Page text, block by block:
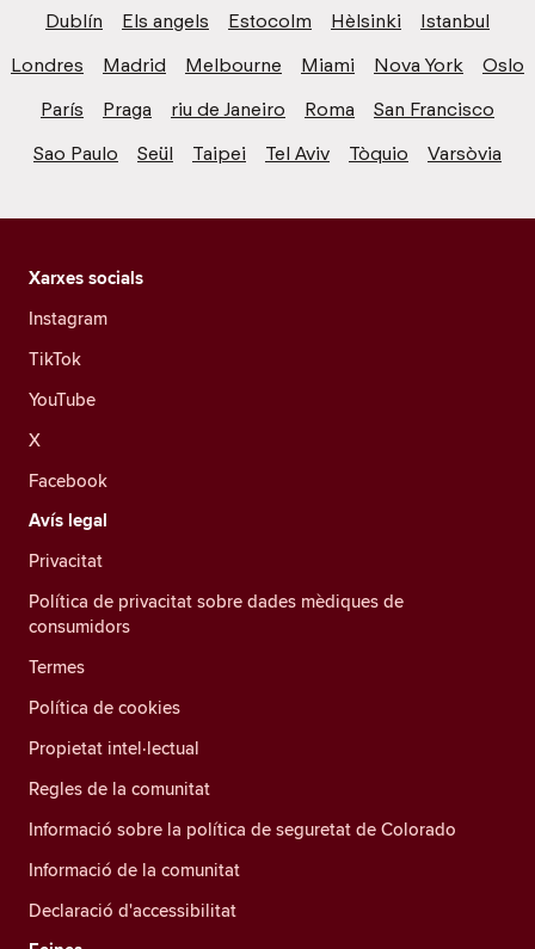
Dublín
Els angels Estocolm Hèlsinki
Istanbul
Londres
Madrid Melbourne Miami Nova York
Oslo
París
Praga riu de Janeiro Roma
San Francisco
Sao Paulo
Seül Taipei Tel Aviv Tòquio Varsòvia
Xarxes socials
Instagram
TikTok
YouTube
X
Facebook
Avís legal
Privacitat
Política de privacitat sobre dades mèdiques de
consumidors
Termes
Política de cookies
Propietat intel·lectual
Regles de la comunitat
Informació sobre la política de seguretat de Colorado
Informació de la comunitat
Declaració d'accessibilitat